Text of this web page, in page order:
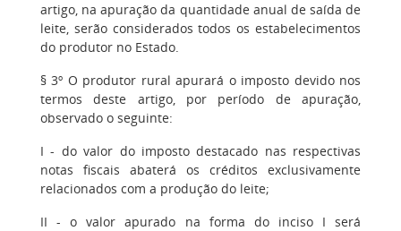
artigo, na apuração da quantidade anual de saída de
leite, serão considerados todos os estabelecimentos
do produtor no Estado.
§ 3º O produtor rural apurará o imposto devido nos
termos deste artigo, por período de apuração,
observado o seguinte:
I - do valor do imposto destacado nas respectivas
notas fiscais abaterá os créditos exclusivamente
relacionados com a produção do leite;
II - o valor apurado na forma do inciso I será